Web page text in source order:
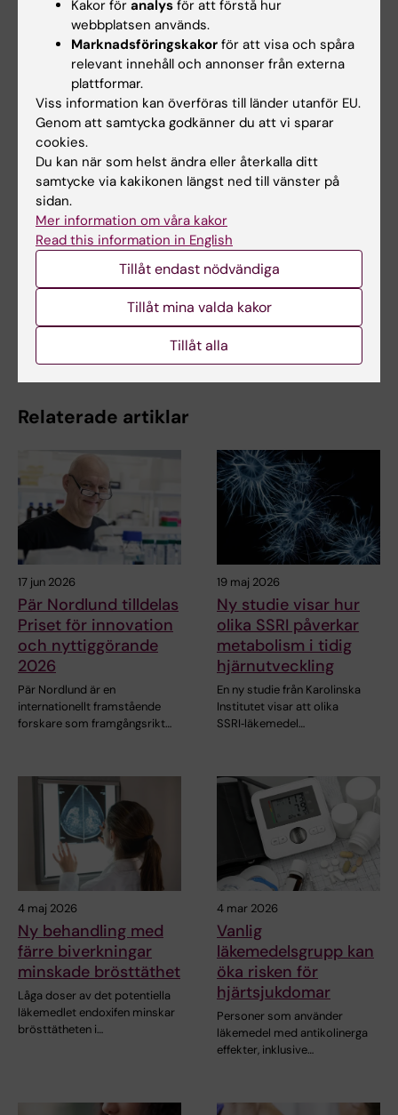
Laha, Aviv Vromen, Assaf Friedler, Johan
Strömqvist, Stefan Wennmalm, Jens Carlsson &
Gunnar Schulte.Nature Communications, online 9
augusti 2017, doi: 10.1038/s41467-017-00253-9
Tags
Farmakologi Läkemedel
Uppdaterad av:
2019-07-22
Relaterade artiklar
17 jun 2026
Pär Nordlund tilldelas
Priset för innovation
och nyttiggörande
2026
Pär Nordlund är en
internationellt framstående
forskare som framgångsrikt…
19 maj 2026
Ny studie visar hur
olika SSRI påverkar
metabolism i tidig
hjärnutveckling
En ny studie från Karolinska
Institutet visar att olika
SSRI‑läkemedel…
4 maj 2026
Ny behandling med
färre biverkningar
minskade brösttäthet
Låga doser av det potentiella
läkemedlet endoxifen minskar
brösttätheten i…
4 mar 2026
Vanlig
läkemedelsgrupp kan
öka risken för
hjärtsjukdomar
Personer som använder
läkemedel med antikolinerga
effekter, inklusive…
Kakor för analys för att förstå hur
webbplatsen används.
Marknadsföringskakor för att visa och spåra
relevant innehåll och annonser från externa
plattformar.
Viss information kan överföras till länder utanför EU.
Genom att samtycka godkänner du att vi sparar
cookies.
Du kan när som helst ändra eller återkalla ditt
samtycke via kakikonen längst ned till vänster på
sidan.
Mer information om våra kakor
Read this information in English
Tillåt endast nödvändiga
Tillåt mina valda kakor
Tillåt alla